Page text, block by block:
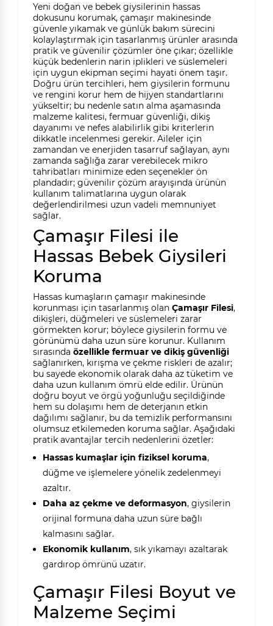
Yeni doğan ve bebek giysilerinin hassas
dokusunu korumak, çamaşır makinesinde
güvenle yıkamak ve günlük bakım sürecini
kolaylaştırmak için tasarlanmış ürünler arasında
pratik ve güvenilir çözümler öne çıkar; özellikle
küçük bedenlerin narin iplikleri ve süslemeleri
için uygun ekipman seçimi hayati önem taşır.
Doğru ürün tercihleri, hem giysilerin formunu
ve rengini korur hem de hijyen standartlarını
yükseltir; bu nedenle satın alma aşamasında
malzeme kalitesi, fermuar güvenliği, dikiş
dayanımı ve nefes alabilirlik gibi kriterlerin
dikkatle incelenmesi gerekir. Aileler için
zamandan ve enerjiden tasarruf sağlayan, aynı
zamanda sağlığa zarar verebilecek mikro
tahribatları minimize eden seçenekler ön
plandadır; güvenilir çözüm arayışında ürünün
kullanım talimatlarına uygun olarak
değerlendirilmesi uzun vadeli memnuniyet
sağlar.
Çamaşır Filesi ile
Hassas Bebek Giysileri
Koruma
Hassas kumaşların çamaşır makinesinde
korunması için tasarlanmış olan Çamaşır Filesi,
dikişleri, düğmeleri ve süslemeleri zarar
görmekten korur; böylece giysilerin formu ve
görünümü daha uzun süre korunur. Kullanım
sırasında özellikle fermuar ve dikiş güvenliği
sağlanırken, kırışma ve çekme riskleri de azalır;
bu sayede ekonomik olarak daha az tüketim ve
daha uzun kullanım ömrü elde edilir. Ürünün
doğru boyut ve örgü yoğunluğu seçildiğinde
hem su dolaşımı hem de deterjanın etkin
dağılımı sağlanır, bu da temizlik performansını
olumsuz etkilemeden koruma sağlar. Aşağıdaki
pratik avantajlar tercih nedenlerini özetler:
Hassas kumaşlar için fiziksel koruma,
düğme ve işlemelere yönelik zedelenmeyi
azaltır.
Daha az çekme ve deformasyon, giysilerin
orijinal formuna daha uzun süre bağlı
kalmasını sağlar.
Ekonomik kullanım, sık yıkamayı azaltarak
gardırop ömrünü uzatır.
Çamaşır Filesi Boyut ve
Malzeme Seçimi